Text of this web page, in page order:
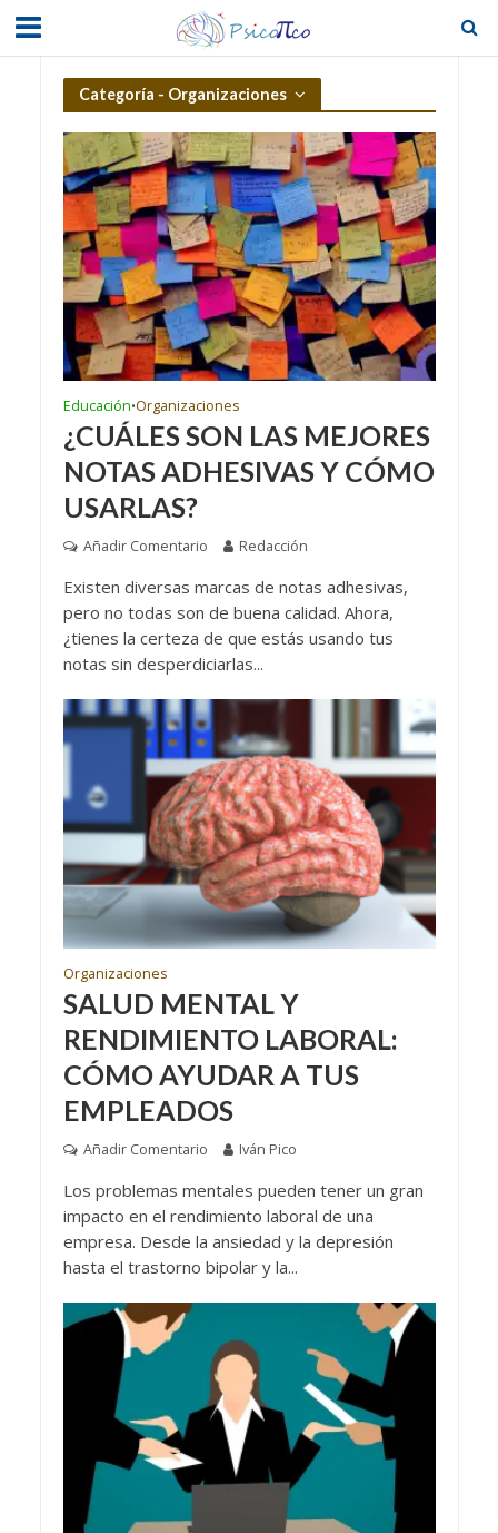
Categoría - Organizaciones
Educación•Organizaciones
¿CUÁLES SON LAS MEJORES
NOTAS ADHESIVAS Y CÓMO
USARLAS?
Añadir Comentario Redacción
Existen diversas marcas de notas adhesivas,
pero no todas son de buena calidad. Ahora,
¿tienes la certeza de que estás usando tus
notas sin desperdiciarlas...
Organizaciones
SALUD MENTAL Y
RENDIMIENTO LABORAL:
CÓMO AYUDAR A TUS
EMPLEADOS
Añadir Comentario Iván Pico
Los problemas mentales pueden tener un gran
impacto en el rendimiento laboral de una
empresa. Desde la ansiedad y la depresión
hasta el trastorno bipolar y la...